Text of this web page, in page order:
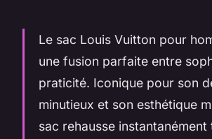
Le sac Louis Vuitton pour
une fusion parfaite entre
praticité. Iconique pour son
minutieux et son esthétique
sac rehausse instantanément